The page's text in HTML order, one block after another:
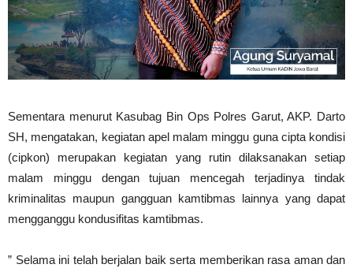
Sementara menurut Kasubag Bin Ops Polres Garut, AKP. Darto
SH, mengatakan, kegiatan apel malam minggu guna cipta kondisi
(cipkon) merupakan kegiatan yang rutin dilaksanakan setiap
malam minggu dengan tujuan mencegah terjadinya tindak
kriminalitas maupun gangguan kamtibmas lainnya yang dapat
mengganggu kondusifitas kamtibmas.
” Selama ini telah berjalan baik serta memberikan rasa aman dan